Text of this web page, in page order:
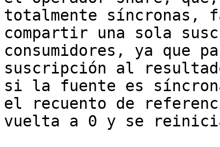
totalmente
compartir una sola
consumidores, ya que
suscripción al
si la fuente es
el recuento de
vuelta a 0 y se